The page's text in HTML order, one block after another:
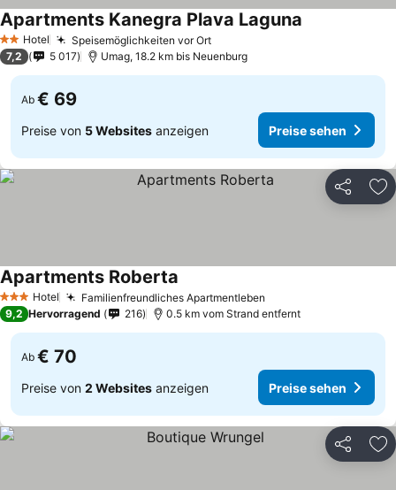
2 Sterne
Hotel Speisemöglichkeiten vor Ort
Apartments Kanegra Plava Laguna
7,2 5 017 Umag, 18.2 km bis Neuenburg
Ab € 69
Preise von 5 Websites anzeigen Preise sehen
Teilen
3 SterneHotel Familienfreundliches Apartmentleben
Apartments Roberta
9,2 Hervorragend 216 0.5 km vom Strand entfernt
Ab € 70
Preise von 2 Websites anzeigen Preise sehen
Teilen